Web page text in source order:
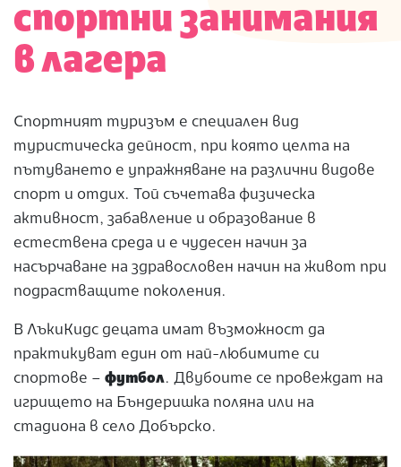
спортни занимания
в лагера
Спортният туризъм е специален вид
туристическа дейност, при която целта на
пътуването е упражняване на различни видове
спорт и отдих. Той съчетава физическа
активност, забавление и образование в
естествена среда и е чудесен начин за
насърчаване на здравословен начин на живот при
подрастващите поколения.
В ЛъкиКидс децата имат възможност да
практикуват един от най-любимите си
спортове – футбол. Двубоите се провеждат на
игрището на Бъндеришка поляна или на
стадиона в село Добърско.